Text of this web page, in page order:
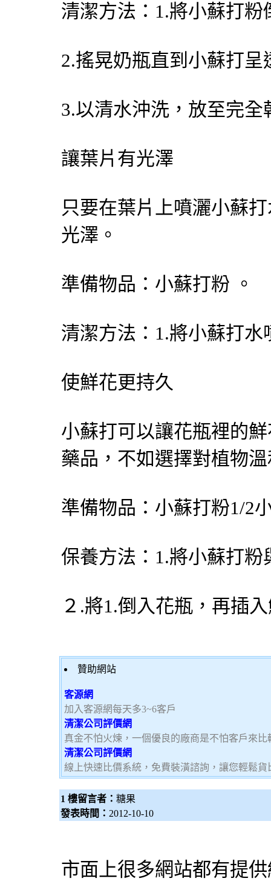
清潔方法：1.將小蘇打
2.搖晃奶瓶直到小蘇打
3.以清水沖洗，放至完全
讓葉片有光澤
只要在葉片上噴灑小蘇
光澤。
準備物品：小蘇打粉 。
清潔方法：1.將小蘇打
使鮮花更持久
小蘇打可以讓花瓶裡的
藥品，不如選擇對植物
準備物品：小蘇打粉1/2
保養方法：1.將小蘇打
２.將1.倒入花瓶，再插
贊助網站
客源網
加入客源網每天多3~6客戶
清潔公司評價網
真金不怕火煉，一個優良的廠商是不怕客戶來
清潔公司評價網
線上快速比價系統，免費裝潢諮詢，讓您輕鬆貨
1 樓留言者： 糖果
發表時間： 2012-10-10
市面上很多網站都有提